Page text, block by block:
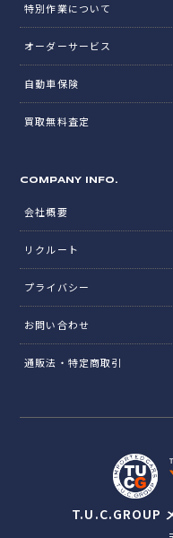
特別作業について
オーダーサービス
自動車保険
買取無料査定
COMPANY INFO.
会社概要
リクルート
プライバシー
お問い合わせ
通販法・特定商取引
T.U.C.GROUP